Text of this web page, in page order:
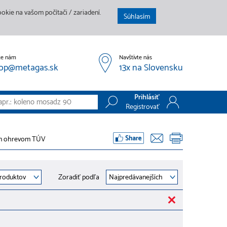
na vašom počítači / zariadení. Súhlasím
nám Navštívte nás
13x na Slovensku
Prihlásiť
Registrovať
Registrovať
ohrevom TÚV
Zoradiť podľa